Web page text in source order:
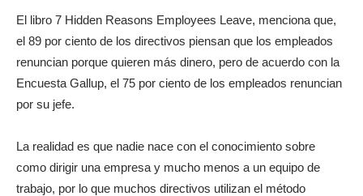
El libro 7 Hidden Reasons Employees Leave, menciona que,
el 89 por ciento de los directivos piensan que los empleados
renuncian porque quieren más dinero, pero de acuerdo con la
Encuesta Gallup, el 75 por ciento de los empleados renuncian
por su jefe.
La realidad es que nadie nace con el conocimiento sobre
como dirigir una empresa y mucho menos a un equipo de
trabajo, por lo que muchos directivos utilizan el método